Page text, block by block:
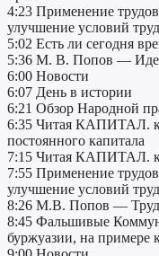
4:23 Применение
улучшение условий
5:02 Есть ли сегодня
5:36 М. В. Попов —
6:00 Новости
6:07 День в истории
6:21 Обзор Народной
6:35 Читая КАПИТАЛ.
постоянного капитала
7:15 Читая КАПИТАЛ.
7:55 Применение
улучшение условий
8:26 М.В. Попов — Труд
8:45 Фальшивые
буржуазии, на примере